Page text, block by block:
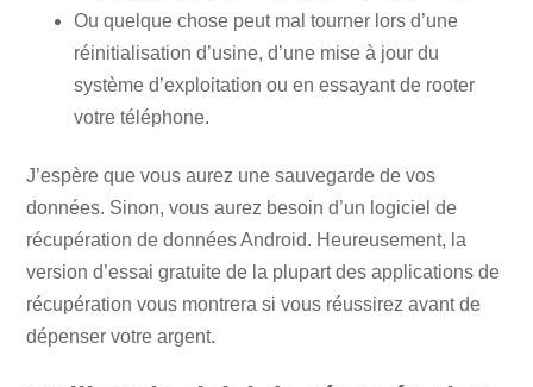
Ou quelque chose peut mal tourner lors d’une
réinitialisation d’usine, d’une mise à jour du
système d’exploitation ou en essayant de rooter
votre téléphone.
J’espère que vous aurez une sauvegarde de vos
données. Sinon, vous aurez besoin d’un logiciel de
récupération de données Android. Heureusement, la
version d’essai gratuite de la plupart des applications de
récupération vous montrera si vous réussirez avant de
dépenser votre argent.